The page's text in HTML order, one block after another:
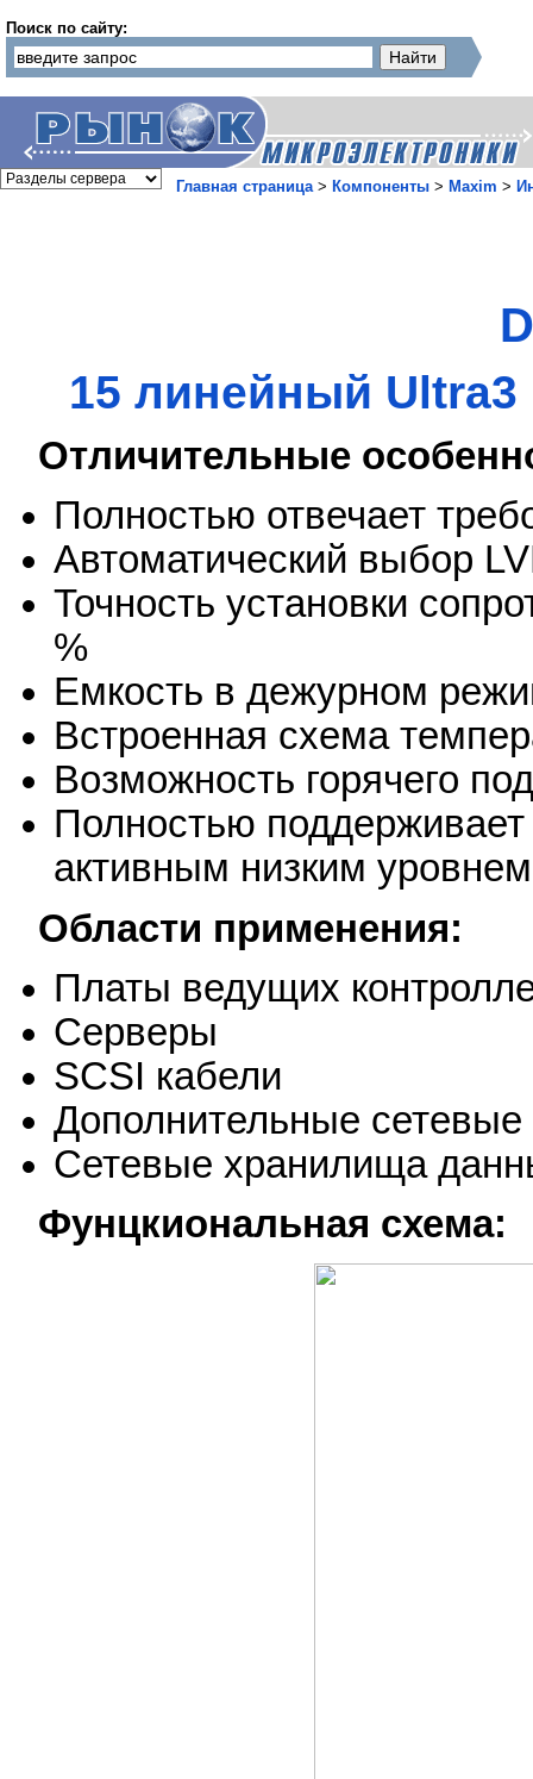
Поиск по сайту:
Главная страница> Компоненты > Maxim >
15 линейный Ultra3
Отличительные
Полностью отвечает
Автоматический выбор
Точность установки
%
Емкость в дежурном
Встроенная схема
Возможность горячего
Полностью
активным низким уровнем
Области применения:
Платы ведущих
Серверы
SCSI кабели
Дополнительные
Сетевые хранилища
Фунцкиональная схема: